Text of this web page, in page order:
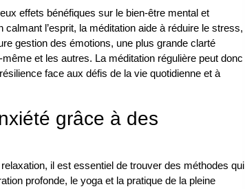
effets bénéfiques sur le bien-être mental et
l’esprit, la méditation aide à réduire le stress,
gestion des émotions, une plus grande clarté
et les autres. La méditation régulière peut donc
face aux défis de la vie quotidienne et à
grâce à des
il est essentiel de trouver des méthodes qui
profonde, le yoga et la pratique de la pleine